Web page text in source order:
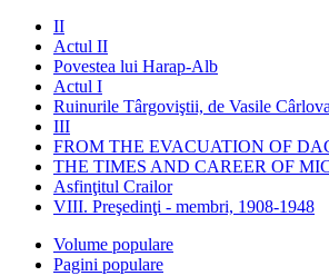
II
Actul II
Povestea lui Harap-Alb
Actul I
Ruinurile Târgoviştii, de Vasile Cârlova
III
FROM THE EVACUATION OF
THE TIMES AND CAREER OF
Asfinţitul Crailor
VIII. Preşedinţi - membri, 1908-1948
Volume populare
Pagini populare